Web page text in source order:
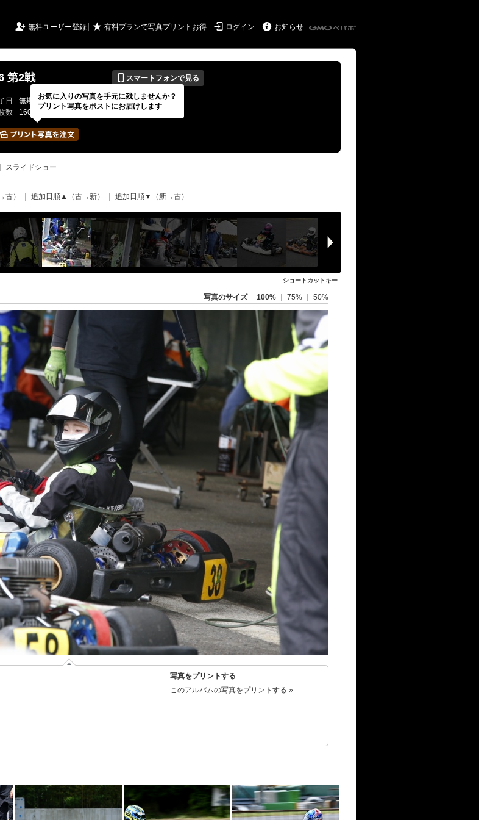
 無料ユーザー登録 ★ 有料プランで写真プリントお得  ログイン  お知らせ
第2戦 📱 スマートフォンで見る
日 無期限 イベントの期間
---
数 1601 / 2000枚
スライドショー
） 追加日順▲（古→新） 追加日順▼（新→古）
ショートカットキー
写真のサイズ 100% 75% 50%
写真をプリントする
このアルバムの写真をプリントする »
お気に入りの写真を手元に残しませんか？
プリント写真をポストにお届けします